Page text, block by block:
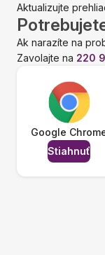
Aktualizujte
Ak narazíte na
Zavolajte na 220
Google
Stiahnuť